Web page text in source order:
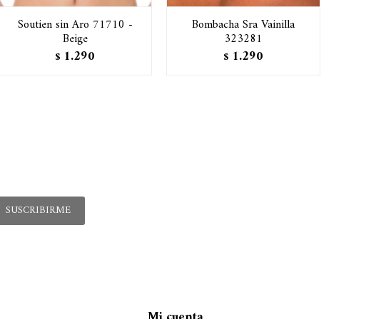
Soutien sin Aro 71710 -
Beige
$ 1.290
Bombacha Sra Vainilla
323281
$ 1.290
SUSCRIBIRME